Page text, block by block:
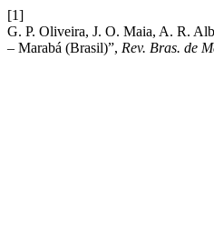
[1]
G. P. Oliveira, J. O. Maia, A. R.
– Marabá (Brasil)”, Rev. Bras. de